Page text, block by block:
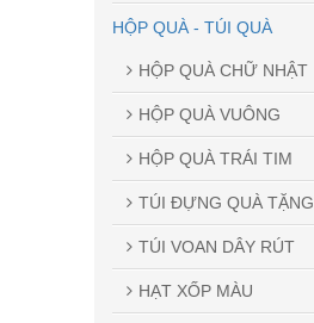
HỘP QUÀ - TÚI QUÀ
HỘP QUÀ CHỮ NHẬT
HỘP QUÀ VUÔNG
HỘP QUÀ TRÁI TIM
TÚI ĐỰNG QUÀ TẶNG
TÚI VOAN DÂY RÚT
HẠT XỐP MÀU